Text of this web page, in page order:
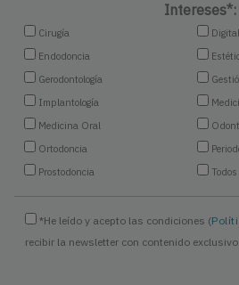
Intereses*:
Cirugía
Digital
Endodoncia
Gerodontología
Implantología
Medicina Oral
Ortodoncia
Prostodoncia
Todos
*He leído y acepto las condiciones (
recibir la newsletter con contenido